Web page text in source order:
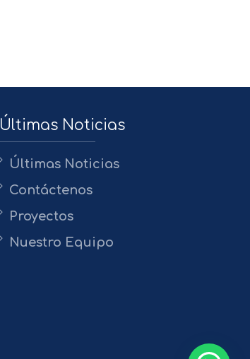
Últimas Noticias
Últimas Noticias
Contáctenos
Proyectos
Nuestro Equipo